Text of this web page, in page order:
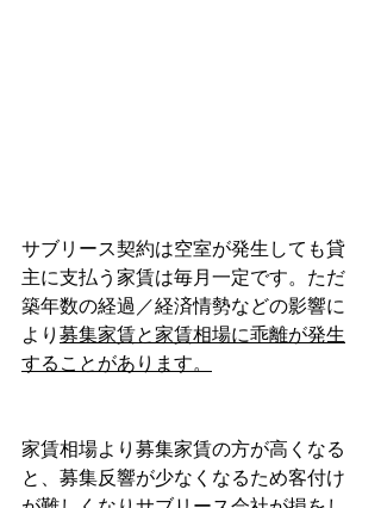
サブリース契約は空室が発生しても貸
主に支払う家賃は毎月一定です。ただ
築年数の経過／経済情勢などの影響に
より 募集家賃と家賃相場に乖離が発生
することがあります。
家賃相場より募集家賃の方が高くなる
と、募集反響が少なくなるため客付け